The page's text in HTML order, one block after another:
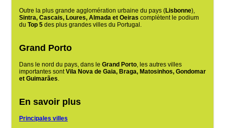
Outre la plus grande agglomération urbaine du pays (Lisbonne),
Sintra, Cascais, Loures, Almada et Oeiras complètent le podium
du Top 5 des plus grandes villes du Portugal.
Grand Porto
Dans le nord du pays, dans le Grand Porto, les autres villes
importantes sontVila Nova de Gaia, Braga, Matosinhos, Gondomar
et Guimarães.
En savoir plus
Principales villes